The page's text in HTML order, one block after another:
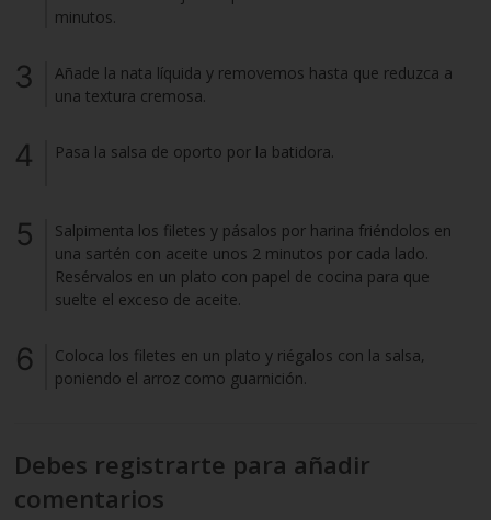
minutos.
Añade la nata líquida y removemos hasta que reduzca a
una textura cremosa.
Pasa la salsa de oporto por la batidora.
Salpimenta los filetes y pásalos por harina friéndolos en
una sartén con aceite unos 2 minutos por cada lado.
Resérvalos en un plato con papel de cocina para que
suelte el exceso de aceite.
Coloca los filetes en un plato y riégalos con la salsa,
poniendo el arroz como guarnición.
Debes registrarte para añadir
comentarios